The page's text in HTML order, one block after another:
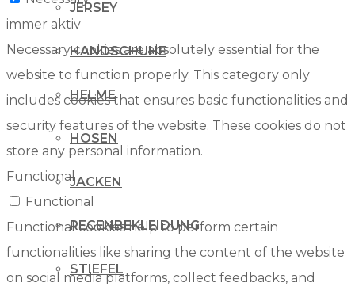
JERSEY
HANDSCHUHE
HELME
HOSEN
JACKEN
REGENBEKLEIDUNG
STIEFEL
immer aktiv
Necessary cookies are absolutely essential for the
website to function properly. This category only
includes cookies that ensures basic functionalities and
security features of the website. These cookies do not
store any personal information.
Functional
Functional
Functional cookies help to perform certain
functionalities like sharing the content of the website
on social media platforms, collect feedbacks, and